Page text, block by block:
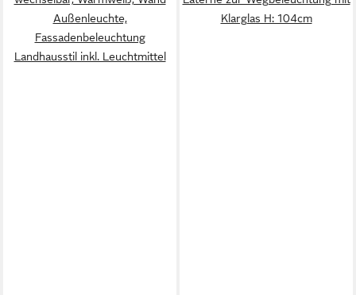
Außenleuchte,
Fassadenbeleuchtung
Landhausstil inkl. Leuchtmittel
Klarglas H: 104cm